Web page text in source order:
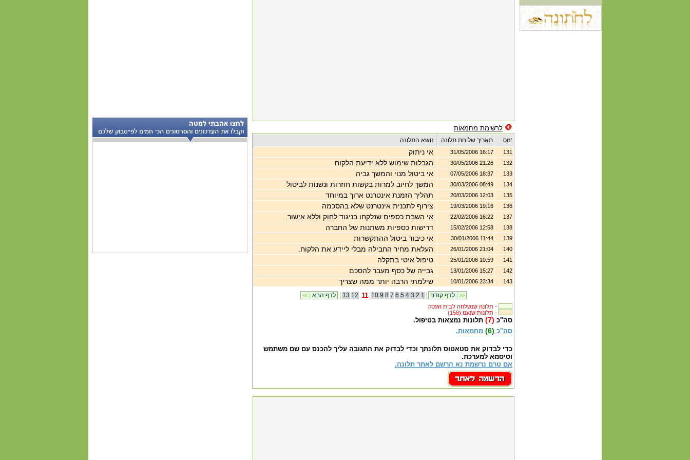
לרשימת מחמאות
תאריך שליחת תלונה מס'
אי ניתוק 31/05/2006 16:17 131
הגבלות שימוש ללא ידיעת הלקוח 30/05/2006 21:26 132
אי ביטול מנוי והמשך גביה 07/05/2006 18:37 133
המשך לחיוב למרות בקשות חוזרות ונשנות לביטול 30/03/2006 08:49 134
תהליך הזמנת אינטרנט ארוך במיוחד 20/03/2006 12:03 135
צירוף לתכנית אינטרנט שלא בהסכמה 19/03/2006 19:16 136
אי השבת כספים שנלקחו בניגוד לחוק וללא אישור. 22/02/2006 16:22 137
דרישות כספיות משתנות של החברה 15/02/2006 12:58 138
אי כיבוד ביטול ההתקשרות 30/01/2006 11:44 139
העלאת מחיר החבילה מבלי ליידע את הלקוח. 26/01/2006 21:04 140
טיפול איטי בתקלה 25/01/2006 10:59 141
גבייה של כסף מעבר להסכם 13/01/2006 15:27 142
שילמתי הרבה יותר ממה שצריך 10/01/2006 23:34 143
<< לדף הבא [ 13 12 11 10 9 8 7 6 5 4 3 2 1 ] לדף קודם >>
תלונה שנשלחה לבית העסק -
(158) תלונות שנענו -
סה"כ (7)
תלונות נמצאות בטיפול.
סה"כ (6) מחמאות.
כדי לבדוק את סטאטוס תלונתך וכדי לבדוק את התגובה עליך להכנס עם שם משתמש
וסיסמא למערכת.
אם טרם נרשמת נא הרשם לאתר תלונה.